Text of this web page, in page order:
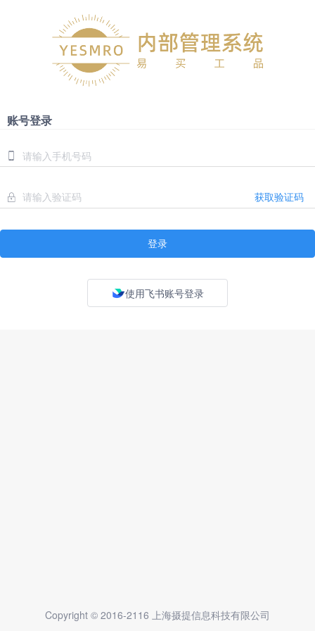
账号登录
获取验证码
登录
使用飞书账号登录
Copyright © 2016-2116 上海摄提信息科技有限公司